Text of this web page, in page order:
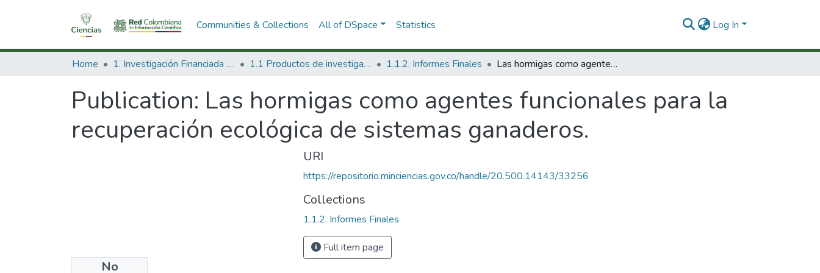
Communities & Collections All of DSpace Statistics Log In
Home 1. Investigación Financiada con Recursos Públicos 1.1 Productos de investigación 1.1.2. Informes Finales Las hormigas como agentes funcionales para la recuperación ecológica de sistemas ganaderos.
Publication: Las hormigas como agentes funcionales para la
recuperación ecológica de sistemas ganaderos.
No
URI
https://repositorio.minciencias.gov.co/handle/20.500.14143/33256
Collections
1.1.2. Informes Finales
Full item page